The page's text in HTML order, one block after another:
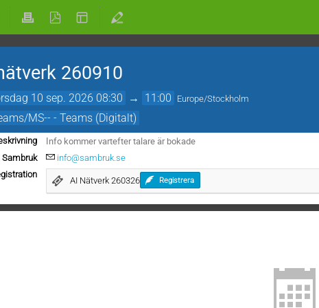
260910
10 sep. 2026 08:30 → 11:00 Europe/Stockholm
MS-- - Teams (Digitalt)
Info kommer vartefter talare är bokade
Sambruk
info@sambruk.se
AI Nätverk 260326 Registrera